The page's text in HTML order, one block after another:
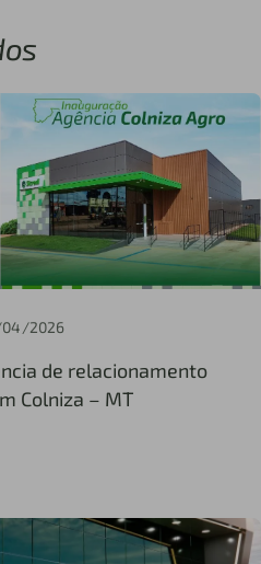
04/2026
de relacionamento
Colniza – MT